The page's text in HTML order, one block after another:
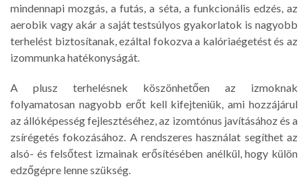
mindennapi mozgás, a futás, a séta, a funkcionális edzés, az
aerobik vagy akár a saját testsúlyos gyakorlatok is nagyobb
terhelést biztosítanak, ezáltal fokozva a kalóriaégetést és az
izommunka hatékonyságát.
A plusz terhelésnek köszönhetően az izmoknak
folyamatosan nagyobb erőt kell kifejteniük, ami hozzájárul
az állóképesség fejlesztéséhez, az izomtónus javításához és a
zsírégetés fokozásához. A rendszeres használat segíthet az
alsó- és felsőtest izmainak erősítésében anélkül, hogy külön
edzőgépre lenne szükség.